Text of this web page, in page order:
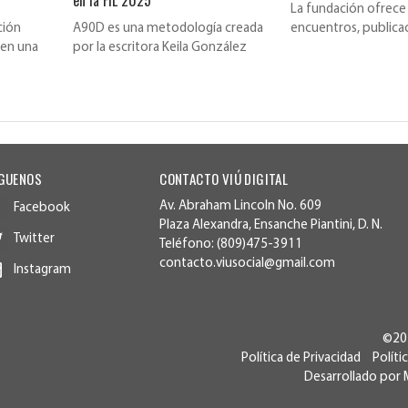
una
A90D es una metodología creada
por la escritora Keila González
La fundación ofrece
encuentros,
Facebook
Twitter
Instagram
CONTACTO VIÚ DIGITAL
Av. Abraham Lincoln No. 609
Plaza Alexandra, Ensanche Piantini, D. N.
Teléfono: (809)475-3911
contacto.viusocial@gmail.com
Política de Privacidad
Desarrollado por